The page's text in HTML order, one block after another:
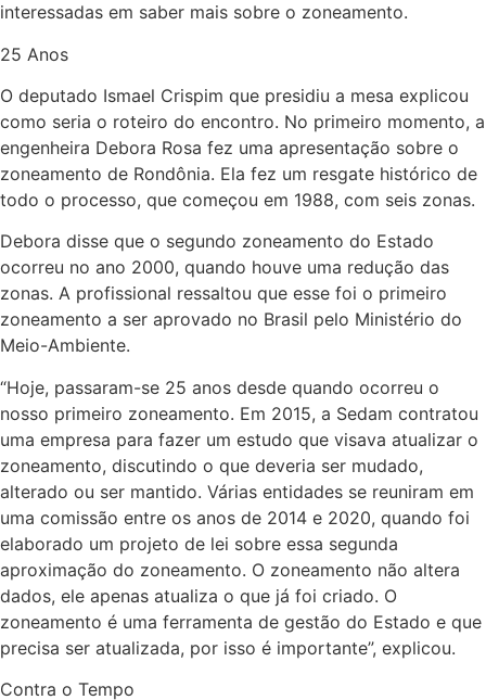
interessadas em saber mais sobre o zoneamento.
25 Anos
O deputado Ismael Crispim que presidiu a mesa explicou
como seria o roteiro do encontro. No primeiro momento, a
engenheira Debora Rosa fez uma apresentação sobre o
zoneamento de Rondônia. Ela fez um resgate histórico de
todo o processo, que começou em 1988, com seis zonas.
Debora disse que o segundo zoneamento do Estado
ocorreu no ano 2000, quando houve uma redução das
zonas. A profissional ressaltou que esse foi o primeiro
zoneamento a ser aprovado no Brasil pelo Ministério do
Meio-Ambiente.
“Hoje, passaram-se 25 anos desde quando ocorreu o
nosso primeiro zoneamento. Em 2015, a Sedam contratou
uma empresa para fazer um estudo que visava atualizar o
zoneamento, discutindo o que deveria ser mudado,
alterado ou ser mantido. Várias entidades se reuniram em
uma comissão entre os anos de 2014 e 2020, quando foi
elaborado um projeto de lei sobre essa segunda
aproximação do zoneamento. O zoneamento não altera
dados, ele apenas atualiza o que já foi criado. O
zoneamento é uma ferramenta de gestão do Estado e que
precisa ser atualizada, por isso é importante”, explicou.
Contra o Tempo